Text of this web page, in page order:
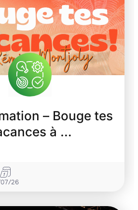
– Bouge tes
à …
07/26